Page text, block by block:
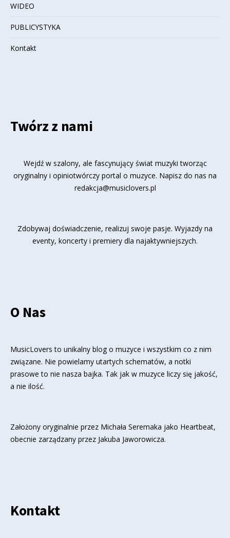
WIDEO
PUBLICYSTYKA
Kontakt
Twórz z nami
Wejdź w szalony, ale fascynujący świat muzyki tworząc
oryginalny i opiniotwórczy portal o muzyce. Napisz do nas na
redakcja@musiclovers.pl
Zdobywaj doświadczenie, realizuj swoje pasje. Wyjazdy na
eventy, koncerty i premiery dla najaktywniejszych.
O Nas
MusicLovers to unikalny blog o muzyce i wszystkim co z nim
związane. Nie powielamy utartych schematów, a notki
prasowe to nie nasza bajka. Tak jak w muzyce liczy się jakość,
a nie ilość.
Założony oryginalnie przez Michała Seremaka jako Heartbeat,
obecnie zarządzany przez Jakuba Jaworowicza.
Kontakt